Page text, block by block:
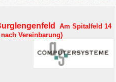
Am Spitalfeld 14
Vereinbarung)